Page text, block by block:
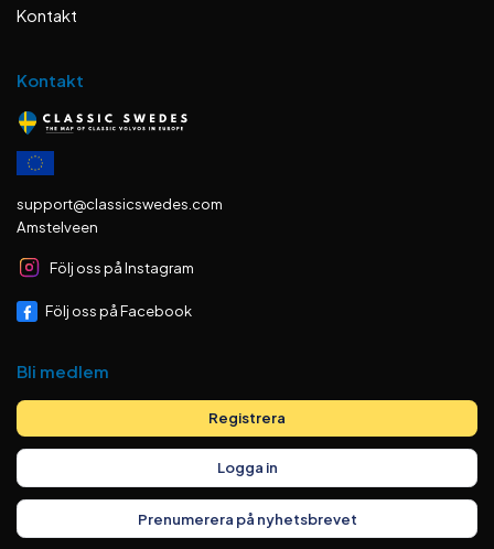
Kontakt
Kontakt
support@classicswedes.com
Amstelveen
Följ oss på Instagram
Följ oss på Facebook
Bli medlem
Registrera
Logga in
Prenumerera på nyhetsbrevet